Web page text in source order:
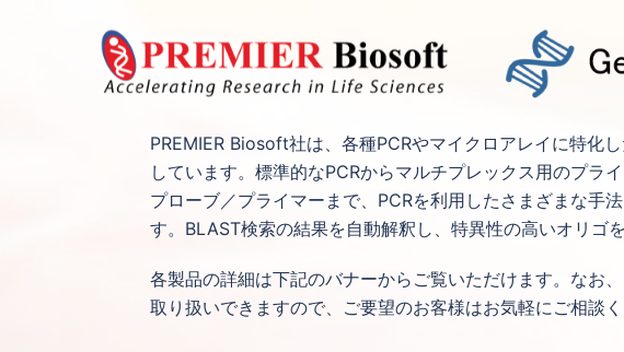
PREMIER Biosoft社は、各種PCRやマイクロアレイに特化
しています。標準的なPCRからマルチプレックス用のプラ
プローブ／プライマーまで、PCRを利用したさまざまな手
す。BLAST検索の結果を自動解釈し、特異性の高いオリゴを
各製品の詳細は下記のバナーからご覧いただけます。なお
取り扱いできますので、ご要望のお客様はお気軽にご相談く